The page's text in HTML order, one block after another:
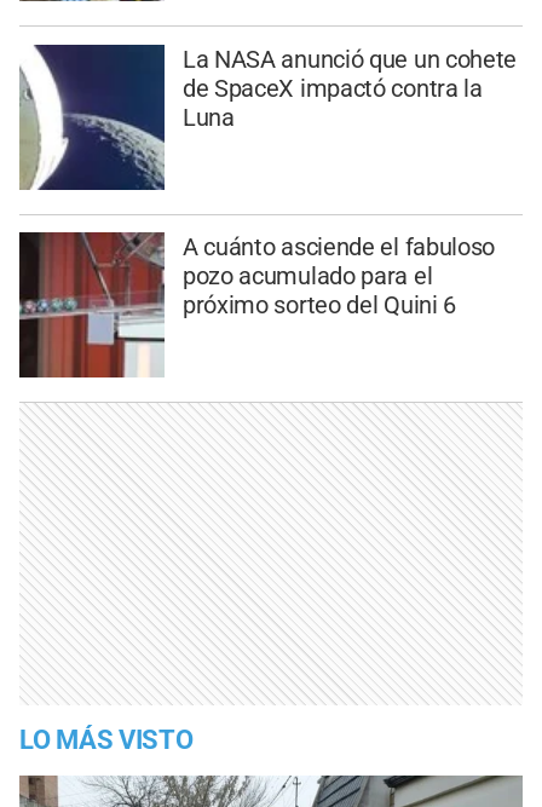
La NASA anunció que un cohete
de SpaceX impactó contra la
Luna
A cuánto asciende el fabuloso
pozo acumulado para el
próximo sorteo del Quini 6
LO MÁS VISTO